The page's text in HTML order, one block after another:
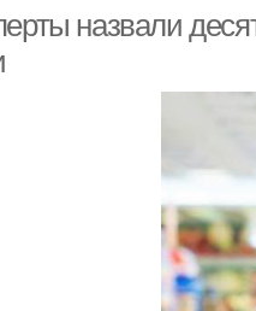
назвали